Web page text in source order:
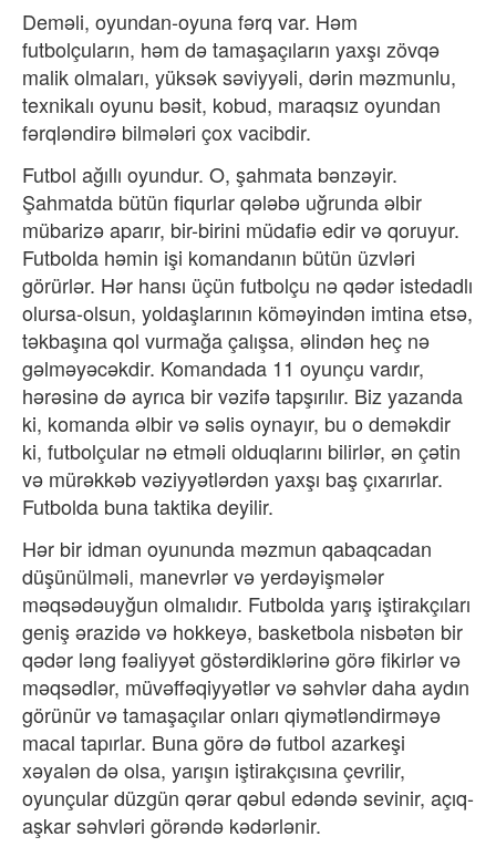
Deməli, oyundan-oyuna fərq var. Həm
futbolçuların, həm də tamaşaçıların yaxşı zövqə
malik olmaları, yüksək səviyyəli, dərin məzmunlu,
texnikalı oyunu bəsit, kobud, maraqsız oyundan
fərqləndirə bilmələri çox vacibdir.
Futbol ağıllı oyundur. O, şahmata bənzəyir.
Şahmatda bütün fiqurlar qələbə uğrunda əlbir
mübarizə aparır, bir-birini müdafiə edir və qoruyur.
Futbolda həmin işi komandanın bütün üzvləri
görürlər. Hər hansı üçün futbolçu nə qədər istedadlı
olursa-olsun, yoldaşlarının köməyindən imtina etsə,
təkbaşına qol vurmağa çalışsa, əlindən heç nə
gəlməyəcəkdir. Komandada 11 oyunçu vardır,
hərəsinə də ayrıca bir vəzifə tapşırılır. Biz yazanda
ki, komanda əlbir və səlis oynayır, bu o deməkdir
ki, futbolçular nə etməli olduqlarını bilirlər, ən çətin
və mürəkkəb vəziyyətlərdən yaxşı baş çıxarırlar.
Futbolda buna taktika deyilir.
Hər bir idman oyununda məzmun qabaqcadan
düşünülməli, manevrlər və yerdəyişmələr
məqsədəuyğun olmalıdır. Futbolda yarış iştirakçıları
geniş ərazidə və hokkeyə, basketbola nisbətən bir
qədər ləng fəaliyyət göstərdiklərinə görə fikirlər və
məqsədlər, müvəffəqiyyətlər və səhvlər daha aydın
görünür və tamaşaçılar onları qiymətləndirməyə
macal tapırlar. Buna görə də futbol azarkeşi
xəyalən də olsa, yarışın iştirakçısına çevrilir,
oyunçular düzgün qərar qəbul edəndə sevinir, açıq-
aşkar səhvləri görəndə kədərlənir.